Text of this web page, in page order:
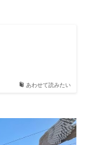
あわせて読みたい